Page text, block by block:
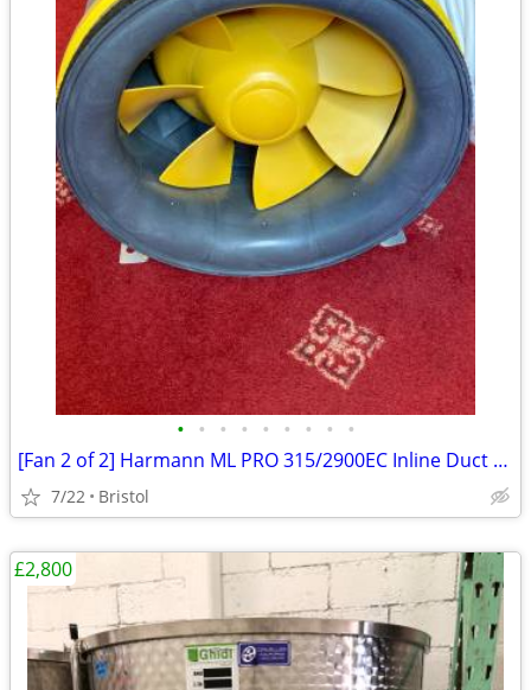
• • • • • • • • •
[Fan 2 of 2] Harmann ML PRO 315/2900EC Inline Duct Fan — 282W EC Motor
7/22 Bristol
£2,800